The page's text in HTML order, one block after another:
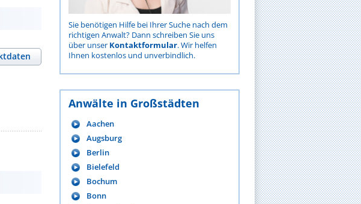
Sie benötigen Hilfe bei Ihrer Suche nach dem
richtigen Anwalt? Dann schreiben Sie uns
über unser Kontaktformular. Wir helfen
Ihnen kostenlos und unverbindlich.
Anwälte in Großstädten
Aachen
Augsburg
Berlin
Bielefeld
Bochum
Bonn